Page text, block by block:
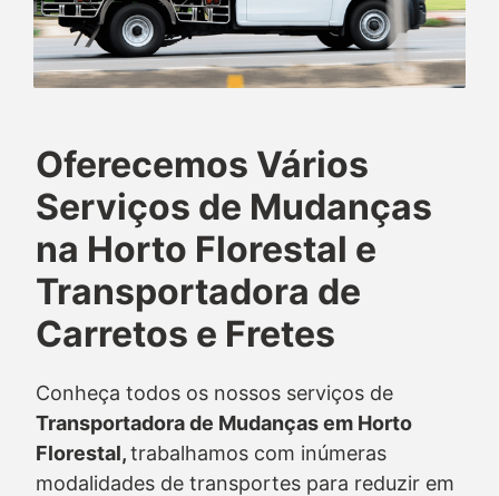
Oferecemos Vários
Serviços de Mudanças
na Horto Florestal e
Transportadora de
Carretos e Fretes
Conheça todos os nossos serviços de
Transportadora de Mudanças em Horto
Florestal,trabalhamos com inúmeras
modalidades de transportes para reduzir em